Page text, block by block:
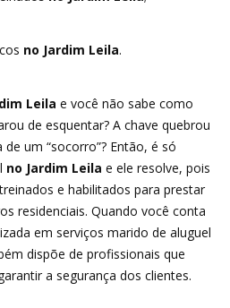
no Jardim Leila.
Leila e você não sabe como
de esquentar? A chave quebrou
um “socorro”? Então, é só
no Jardim Leila e ele resolve, pois
e habilitados para prestar
residenciais. Quando você conta
em serviços marido de aluguel
dispõe de profissionais que
a segurança dos clientes.